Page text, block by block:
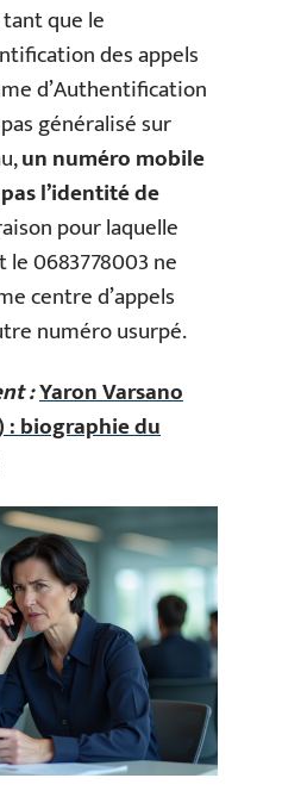
que le
des appels
d’Authentification
généralisé sur
un numéro mobile
l’identité de
pour laquelle
0683778003 ne
centre d’appels
numéro usurpé.
:Yaron Varsano
: biographie du